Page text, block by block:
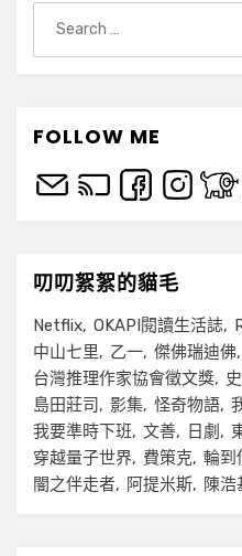
for:
FOLLOW ME
叨叨絮絮的貓毛
Netflix OKAPI閱讀生活誌
中山七里
乙一 傑佛瑞迪佛
台灣推理作家協會徵文獎
島田莊司
影集 怪奇物語
我要準時下班
文善 日劇
穿越量子世界
費策克 輪到
闇之伴走者
阿提米斯 陳浩